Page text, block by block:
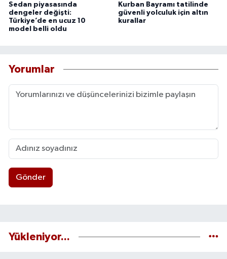
Sedan piyasasında
dengeler değişti:
Türkiye’de en ucuz 10
model belli oldu
Kurban Bayramı tatilinde
güvenli yolculuk için altın
kurallar
Yorumlar
Gönder
Yükleniyor...